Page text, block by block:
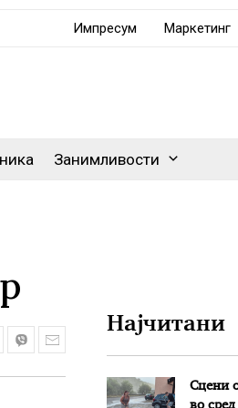
Импресум Маркетинг
Занимливости
Најчитани
Сцени
во